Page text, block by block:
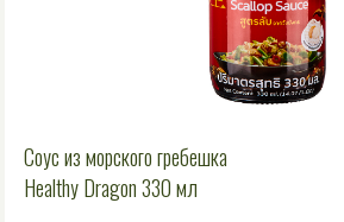
Соус из морского гребешка
Healthy Dragon 330 мл